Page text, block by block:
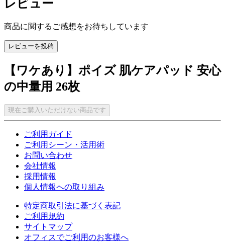
レビュー
商品に関するご感想をお待ちしています
レビューを投稿
【ワケあり】ポイズ 肌ケアパッド 安心
の中量用 26枚
現在ご購入いただけない商品です
ご利用ガイド
ご利用シーン・活用術
お問い合わせ
会社情報
採用情報
個人情報への取り組み
特定商取引法に基づく表記
ご利用規約
サイトマップ
オフィスでご利用のお客様へ